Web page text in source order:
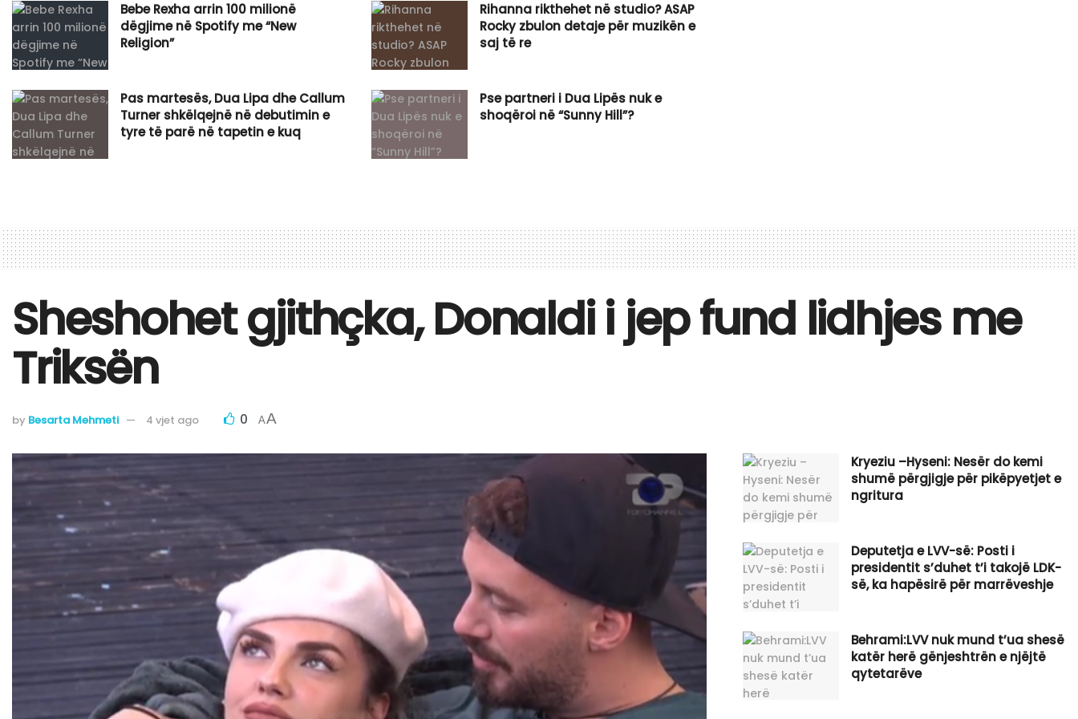
Bebe Rexha arrin 100 milionë
dëgjime në Spotify me “New
Religion”
Rihanna rikthehet në studio? ASAP
Rocky zbulon detaje për muzikën e
saj të re
Pas martesës, Dua Lipa dhe Callum
Turner shkëlqejnë në debutimin e
tyre të parë në tapetin e kuq
Pse partneri i Dua Lipës nuk e
shoqëroi në “Sunny Hill”?
Sheshohet gjithçka, Donaldi i jep fund lidhjes me
Triksën
by Besarta Mehmeti 4 vjet ago 0 AA
Kryeziu –Hyseni: Nesër do kemi
shumë përgjigje për pikëpyetjet e
ngritura
Deputetja e LVV-së: Posti i
presidentit s’duhet t’i takojë LDK-
së, ka hapësirë për marrëveshje
Behrami:LVV nuk mund t’ua shesë
katër herë gënjeshtrën e njëjtë
qytetarëve